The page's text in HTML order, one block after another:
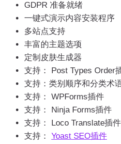
GDPR 准备就绪
一键式演示内容安装程序
多站点支持
丰富的主题选项
定制皮肤生成器
支持： Post Types Order
支持：类别顺序和分类术
支持： WPForms插件
支持： Ninja Forms插件
支持： Loco Translate插件
支持： Yoast SEO插件